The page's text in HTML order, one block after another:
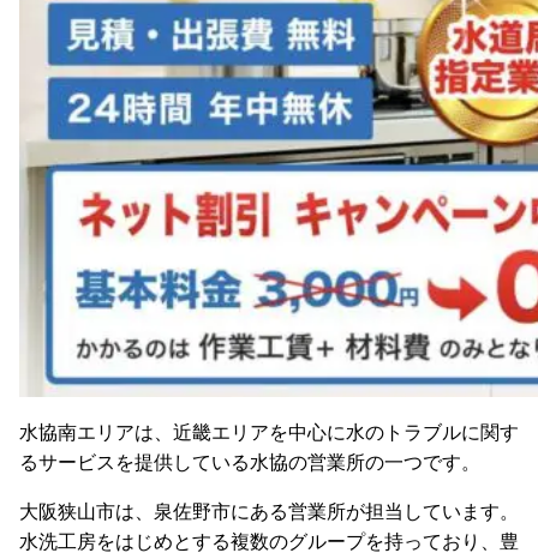
水協南エリアは、近畿エリアを中心に水のトラブルに関す
るサービスを提供している水協の営業所の一つです。
大阪狭山市は、泉佐野市にある営業所が担当しています。
水洗工房をはじめとする複数のグループを持っており、豊